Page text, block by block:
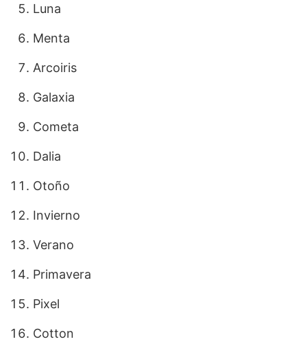
Luna
Menta
Arcoiris
Galaxia
Cometa
Dalia
Otoño
Invierno
Verano
Primavera
Pixel
Cotton